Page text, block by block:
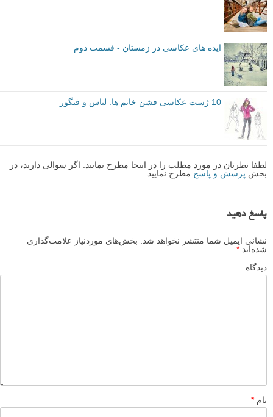
ایده های عکاسی در زمستان - قسمت دوم
10 ژست عکاسی فشن خانم ها: لباس و فیگور
لطفا نظرتان در مورد مطلب را در اینجا مطرح نمایید. اگر سوالی دارید، در
بخش پرسش و پاسخ مطرح نمایید.
پاسخ دهید
نشانی ایمیل شما منتشر نخواهد شد.
بخش‌های موردنیاز علامت‌گذاری
شده‌اند *
دیدگاه
نام *